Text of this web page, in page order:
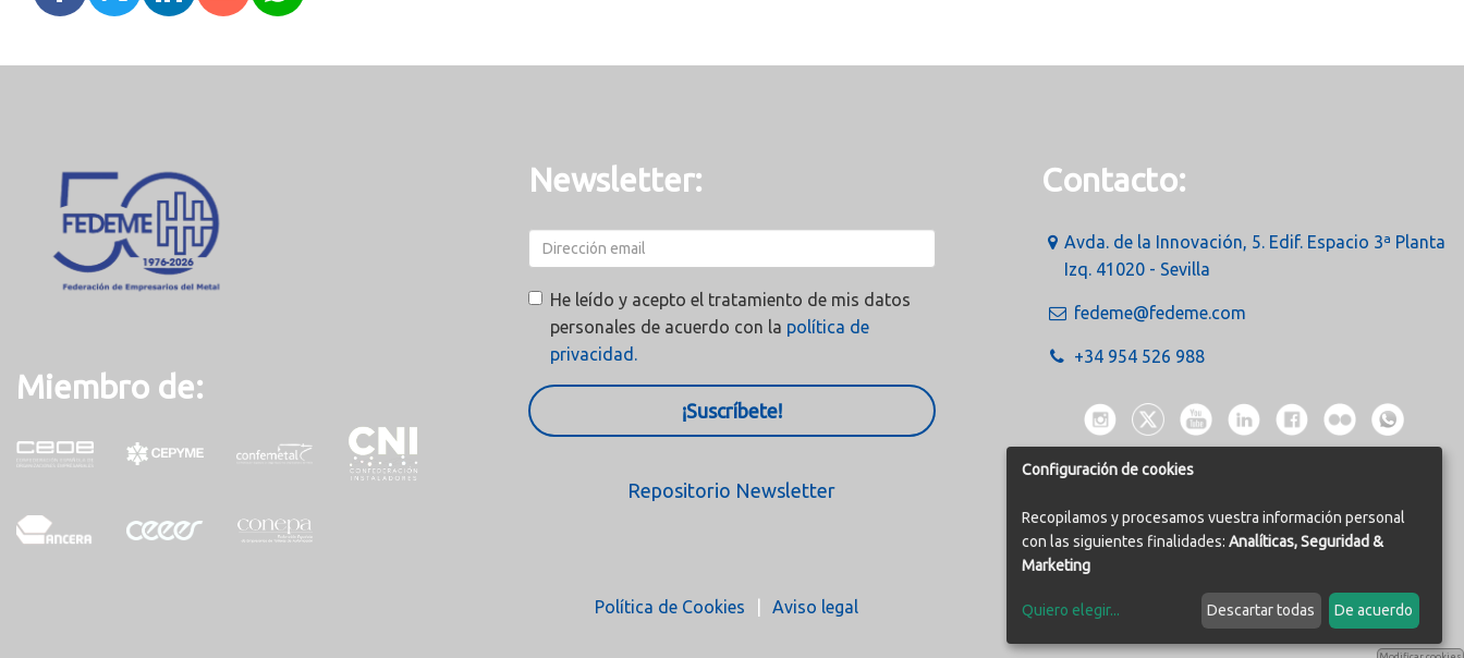
Miembro de:
Newsletter:
He leído y acepto el tratamiento de mis datos
personales de acuerdo con la política de
privacidad.
¡Suscríbete!
Repositorio Newsletter
Contacto:
Avda. de la Innovación, 5. Edif. Espacio 3ª Planta
Izq. 41020 - Sevilla
fedeme@fedeme.com
+34 954 526 988
Política de Cookies Aviso legal
Configuración de cookies
Recopilamos y procesamos vuestra información personal
con las siguientes finalidades: Analíticas, Seguridad &
Marketing
Quiero elegir... Descartar todas De acuerdo